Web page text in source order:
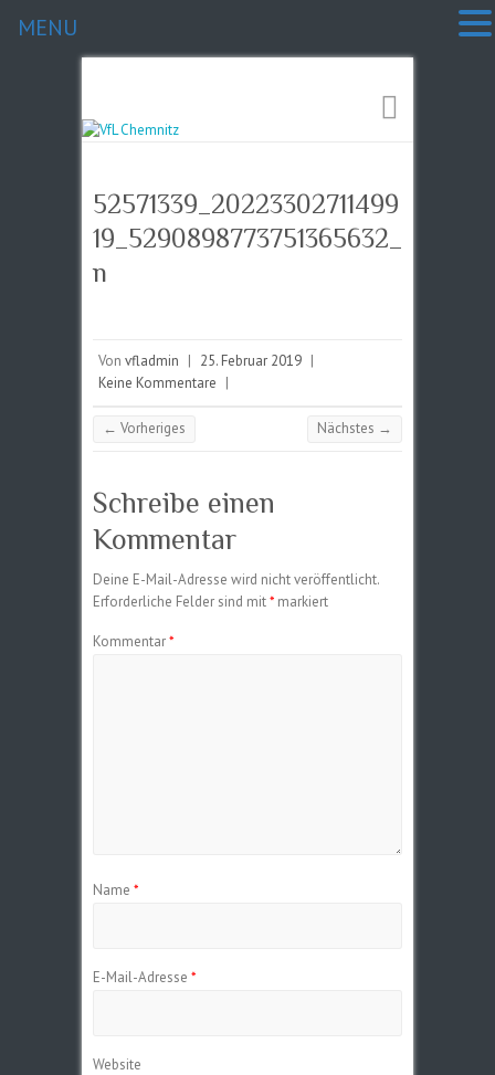
52571339_20223302711499
19_5290898773751365632_
n
Von vfladmin | 25. Februar 2019 |
Keine Kommentare |
← Vorheriges Nächstes →
Schreibe einen
Kommentar
Deine E-Mail-Adresse wird nicht veröffentlicht.
Erforderliche Felder sind mit* markiert
Kommentar*
Name *
E-Mail-Adresse *
Website
MENU